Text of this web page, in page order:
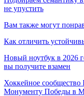
не упустить
Вам также могут
Как отличить
Новый ноутбук в 2026
вы получите взамен
Хоккейное сообщество
Монументу Победы в